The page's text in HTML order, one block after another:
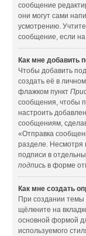
сообщение
они могут сами
усмотрению.
сообщение, если на
Как мне добавить
Чтобы добавить
создать её в
флажком пункт
сообщения, чтобы
настроить
сообщениям,
«Отправка
разделе. Несмотря
подписи в
подпись в форме
Как мне создать
При создании
щёлкните на
основной формой
используемого